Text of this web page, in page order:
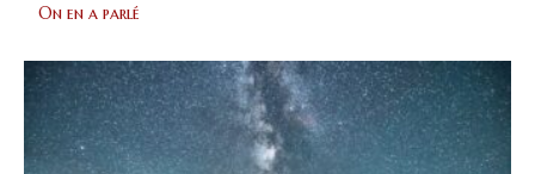
On en a parlé